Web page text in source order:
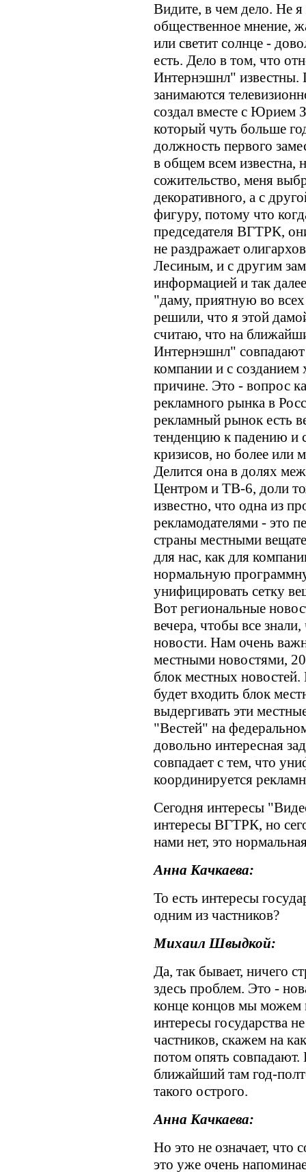
Видите, в чем дело. Не
общественное мнение,
или светит солнце -
есть. Дело в том, что
Интернэшнл" известны.
занимаются
создал вместе с Юрием
который чуть больше
должность первого
в общем всем известна,
сожительство, меня
декоративного, а с
фигуру, потому что
председателя ВГТРК,
не раздражает
Лесиным, и с другим
информацией и так
"даму, приятную во
решили, что я этой
считаю, что на
Интернэшнл" совпадают
компании и с созданием
причине. Это - вопрос
рекламного рынка в
рекламный рынок есть
тенденцию к падению и
кризисов, но более или
Делится она в долях
Центром и ТВ-6, доли
известно, что одна из
рекламодателями - это
страны местными
для нас, как для
нормальную
унифицировать сетку
Вот региональные
вечера, чтобы все
новости. Нам очень
местными новостями,
блок местных
будет входить блок
выдергивать эти
"Вестей" на
довольно интересная
совпадает с тем, что
координируется
Сегодня интересы
интересы ВГТРК, но
нами нет, это
Анна Качкаева:
То есть интересы
одним из частников?
Михаил Швыдкой:
Да, так бывает, ничего
здесь проблем. Это -
конце концов мы можем
интересы государства
частников, скажем на
потом опять совпадают.
ближайший там год-
такого острого.
Анна Качкаева:
Но это не означает, что
это уже очень